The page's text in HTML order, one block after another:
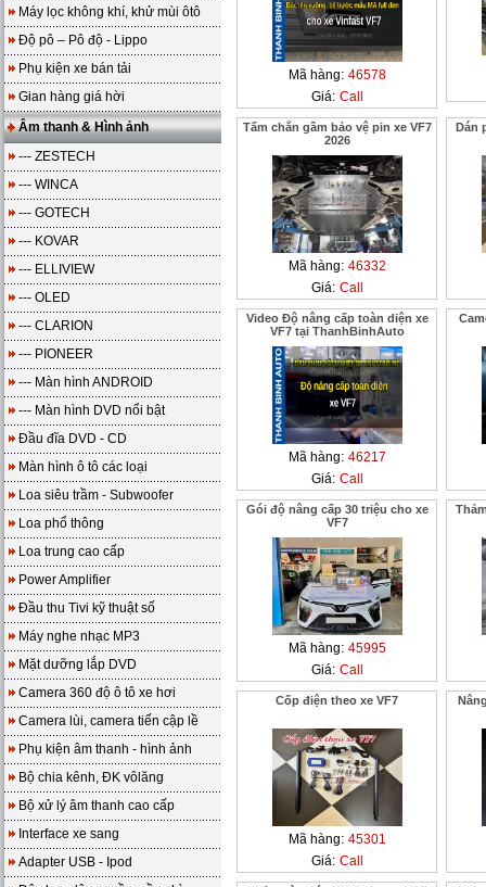
Máy lọc không khí, khử mùi ôtô
Độ pô – Pô độ - Lippo
Phụ kiện xe bán tải
Gian hàng giá hời
Âm thanh & Hình ảnh
--- ZESTECH
--- WINCA
--- GOTECH
--- KOVAR
--- ELLIVIEW
--- OLED
--- CLARION
--- PIONEER
--- Màn hình ANDROID
--- Màn hình DVD nổi bật
Đầu đĩa DVD - CD
Màn hình ô tô các loại
Loa siêu trầm - Subwoofer
Loa phổ thông
Loa trung cao cấp
Power Amplifier
Đầu thu Tivi kỹ thuật số
Máy nghe nhạc MP3
Mặt dưỡng lắp DVD
Camera 360 độ ô tô xe hơi
Camera lùi, camera tiến cập lề
Phụ kiện âm thanh - hình ảnh
Bộ chia kênh, ĐK vôlăng
Bộ xử lý âm thanh cao cấp
Interface xe sang
Adapter USB - Ipod
Mã hàng: 46578
Giá: Call
Tấm chắn gầm bảo vệ pin xe VF7
2026
Mã hàng: 46332
Giá: Call
Dán
Video Độ nâng cấp toàn diện xe
VF7 tại ThanhBinhAuto
Mã hàng: 46217
Giá: Call
Gói độ nâng cấp 30 triệu cho xe
VF7
Mã hàng: 45995
Giá: Call
Cốp điện theo xe VF7
Mã hàng: 45301
Giá: Call